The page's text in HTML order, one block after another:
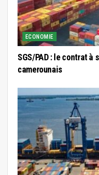
ECONOMIE
SGS/PAD : le contrat
camerounais